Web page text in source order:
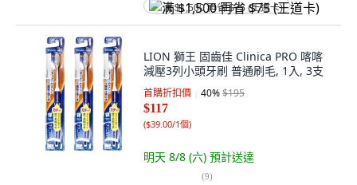
满 $1,500 再省 $75 (王道卡)
LION 獅王 固齒佳 Clinica PRO 喀喀
減壓3列小頭牙刷 普通刷毛, 1入, 3支
首購折扣價 40%$195
$117
($39.00/1個)
明天 8/8 (六) 預計送達
(9)